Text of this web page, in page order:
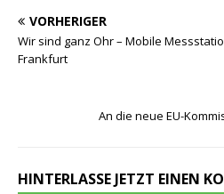
VORHERIGER
Wir sind ganz Ohr – Mobile
Frankfurt
An die neue EU-
HINTERLASSE JETZT EINEN